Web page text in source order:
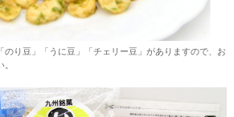
のり豆」「うに豆」「チェリー豆」がありますので、お